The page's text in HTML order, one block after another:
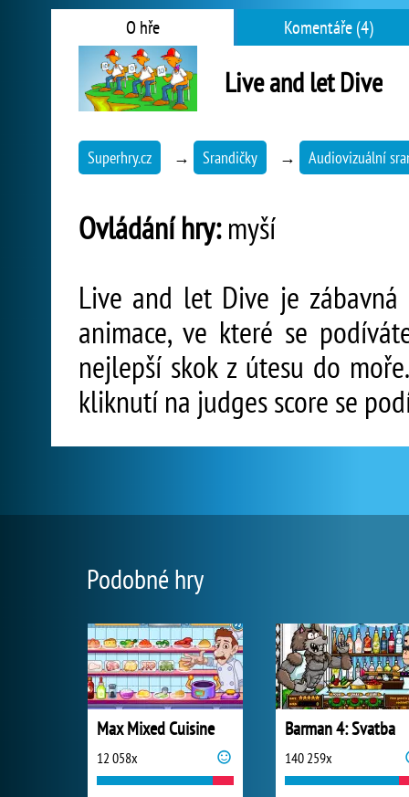
O hře Komentáře (4)
Live and let Dive
Superhry.cz → Srandičky → Audiovizuální
Ovládání hry:myší
Live and let Dive je
animace, ve které se
nejlepší skok z útesu do
kliknutí na judges score se
Podobné hry
Max Mixed Cuisine
12 058x
Barman 4: Svatba
140 259x